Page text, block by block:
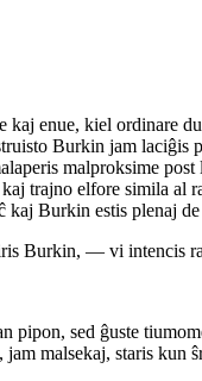
enue, kiel ordinare
Burkin jam
malproksime
trajno elfore simila
Burkin estis plenaj
Burkin, — vi intencis
pipon, sed ĝuste
malsekaj, staris kun